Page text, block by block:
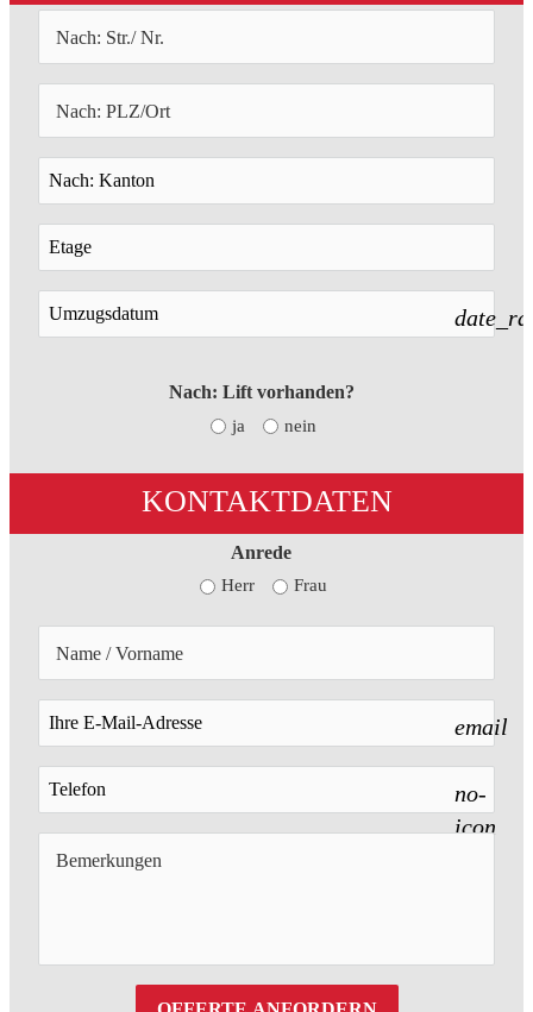
Nach: Lift vorhanden?
ja
nein
KONTAKTDATEN
Anrede
Herr
Frau
email
no-
icon